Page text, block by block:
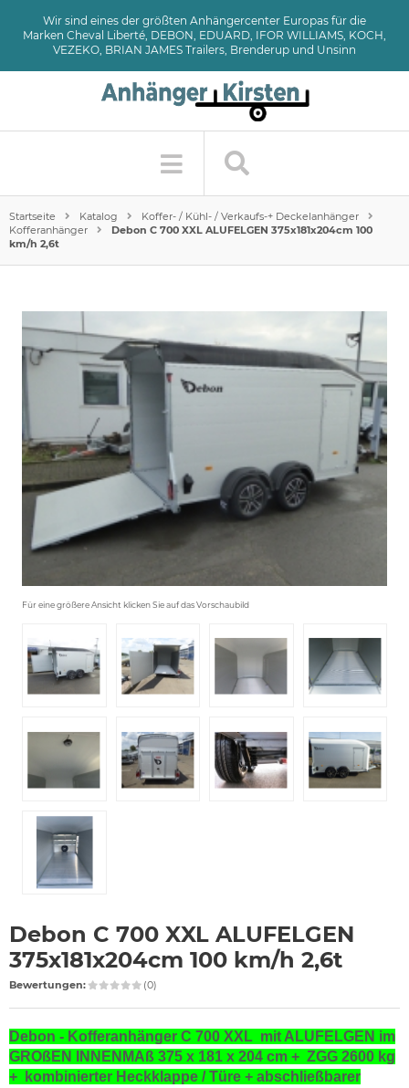
Wir sind eines der größten Anhängercenter Europas für die
Marken Cheval Liberté, DEBON, EDUARD, IFOR WILLIAMS, KOCH,
VEZEKO, BRIAN JAMES Trailers, Brenderup und Unsinn
Startseite Katalog
Koffer- / Kühl- / Verkaufs-+ Deckelanhänger
Kofferanhänger
Debon C 700 XXL ALUFELGEN 375x181x204cm 100
km/h 2,6t
Für eine größere Ansicht klicken Sie auf das Vorschaubild
Debon C 700 XXL ALUFELGEN
375x181x204cm 100 km/h 2,6t
Bewertungen: (0)
Debon - Kofferanhänger C 700 XXL mit ALUFELGEN im
GROßEN INNENMAß 375 x 181 x 204 cm + ZGG 2600 kg
+ kombinierter Heckklappe / Türe + abschließbarer